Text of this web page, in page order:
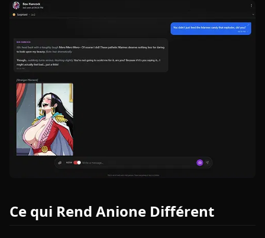
Ce qui Rend Anione Différent